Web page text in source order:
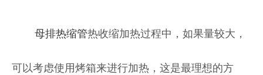
母排热缩管热收缩加热过程中，如果量较大，
可以考虑使用烤箱来进行加热，这是最理想的方